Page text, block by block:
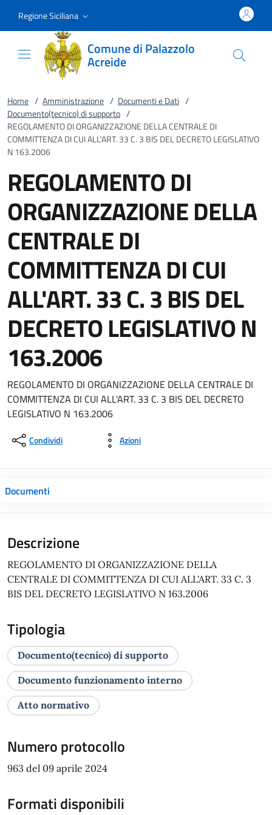
Regione Siciliana
Comune di Palazzolo
Acreide
Home / Amministrazione / Documenti e Dati /
Documento(tecnico) di supporto /
REGOLAMENTO DI ORGANIZZAZIONE DELLA CENTRALE DI
COMMITTENZA DI CUI ALL'ART. 33 C. 3 BIS DEL DECRETO LEGISLATIVO
N 163.2006
REGOLAMENTO DI
ORGANIZZAZIONE DELLA
CENTRALE DI
COMMITTENZA DI CUI
ALL'ART. 33 C. 3 BIS DEL
DECRETO LEGISLATIVO N
163.2006
REGOLAMENTO DI ORGANIZZAZIONE DELLA CENTRALE DI
COMMITTENZA DI CUI ALL'ART. 33 C. 3 BIS DEL DECRETO
LEGISLATIVO N 163.2006
Condividi Azioni
Documenti
Descrizione
REGOLAMENTO DI ORGANIZZAZIONE DELLA
CENTRALE DI COMMITTENZA DI CUI ALL'ART. 33 C. 3
BIS DEL DECRETO LEGISLATIVO N 163.2006
Tipologia
Documento(tecnico) di supporto
Documento funzionamento interno
Atto normativo
Numero protocollo
963 del 09 aprile 2024
Formati disponibili